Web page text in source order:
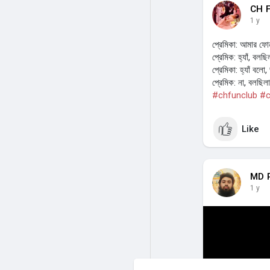
CH
1 y
প্রেমিকা: আমার
প্রেমিক: হ্যাঁ,
প্রেমিকা: হ্যাঁ
প্রেমিক: না,
#chfunclub
Like
MD
1 y